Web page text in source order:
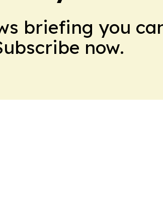
briefing you
now.